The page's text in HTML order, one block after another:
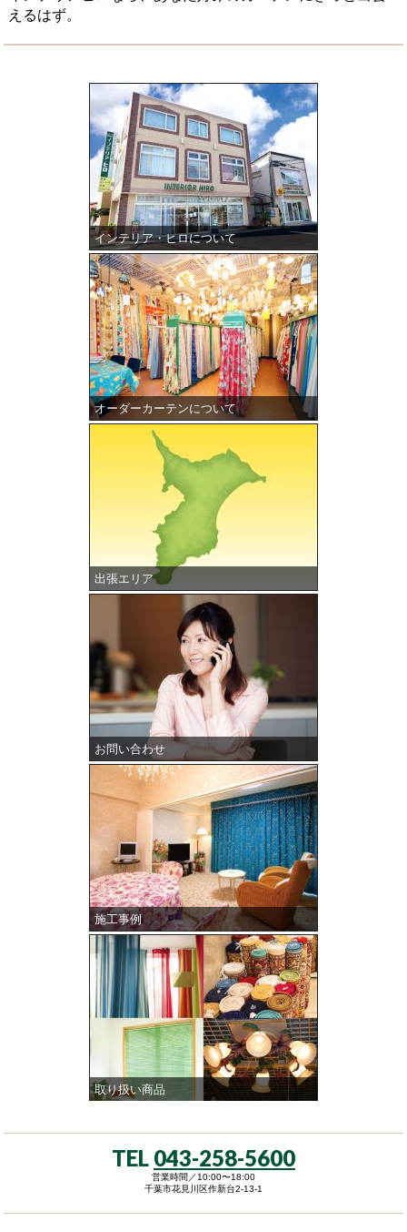
えるはず。
インテリア・ヒロについて
オーダーカーテンについて
出張エリア
お問い合わせ
施工事例
取り扱い商品
TEL 043-258-5600
営業時間／10:00〜18:00
千葉市花見川区作新台2-13-1